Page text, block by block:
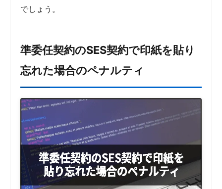
でしょう。
準委任契約のSES契約で印紙を貼り
忘れた場合のペナルティ